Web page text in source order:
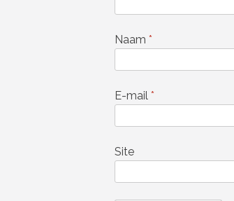
Naam *
E-mail *
Site